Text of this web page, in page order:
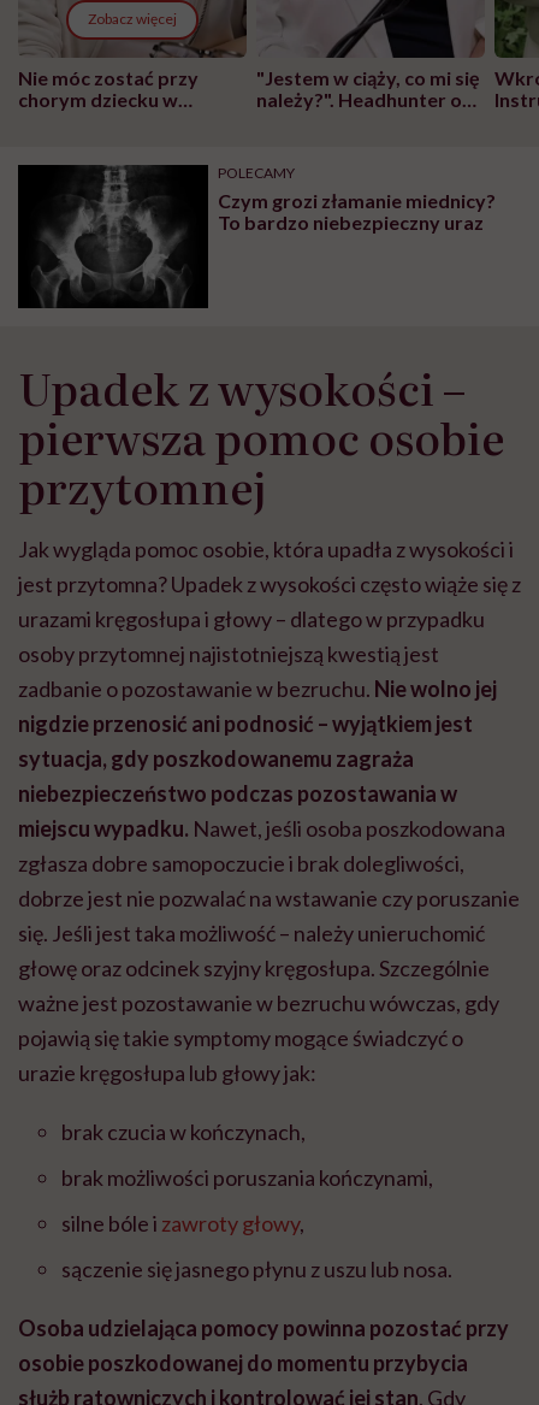
Zobacz więcej
Nie móc zostać przy
chorym dziecku w
może chyba tylko
głupota i brak
wyobraźni"
"Jestem w ciąży, co mi się
należy?". Headhunter o
pracy
POLECAMY
Czym grozi złamanie miednicy?
To bardzo niebezpieczny uraz
Upadek z wysokości –
pierwsza pomoc osobie
przytomnej
Jak wygląda pomoc osobie, która upadła z wysokości i
jest przytomna? Upadek z wysokości często wiąże się z
urazami kręgosłupa i głowy – dlatego w przypadku
osoby przytomnej najistotniejszą kwestią jest
zadbanie o pozostawanie w bezruchu. Nie wolno jej
nigdzie przenosić ani podnosić – wyjątkiem jest
sytuacja, gdy poszkodowanemu zagraża
niebezpieczeństwo podczas pozostawania w
miejscu wypadku. Nawet, jeśli osoba poszkodowana
zgłasza dobre samopoczucie i brak dolegliwości,
dobrze jest nie pozwalać na wstawanie czy poruszanie
się. Jeśli jest taka możliwość – należy unieruchomić
głowę oraz odcinek szyjny kręgosłupa. Szczególnie
ważne jest pozostawanie w bezruchu wówczas, gdy
pojawią się takie symptomy mogące świadczyć o
urazie kręgosłupa lub głowy jak:
brak czucia w kończynach,
brak możliwości poruszania kończynami,
silne bóle i zawroty głowy,
sączenie się jasnego płynu z uszu lub nosa.
Osoba udzielająca pomocy powinna pozostać przy
osobie poszkodowanej do momentu przybycia
służb ratowniczych i kontrolować jej stan. Gdy